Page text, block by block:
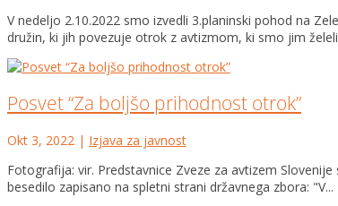
V nedeljo 2.10.2022 smo izvedli 3.planinski pohod na
družin, ki jih povezuje otrok z avtizmom, ki smo jim
Posvet “Za boljšo prihodnost otrok”
Okt 3, 2022 | Izjava za javnost
Fotografija: vir. Predstavnice Zveze za avtizem
besedilo zapisano na spletni strani državnega zbora: "V...